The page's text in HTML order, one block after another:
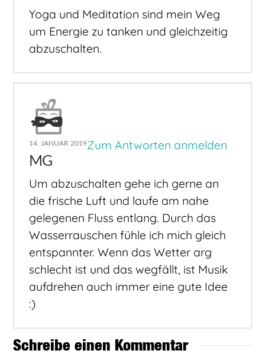
Yoga und Meditation sind mein Weg
um Energie zu tanken und gleichzeitig
abzuschalten.
14. JANUAR 2019Zum Antworten anmelden
MG
Um abzuschalten gehe ich gerne an
die frische Luft und laufe am nahe
gelegenen Fluss entlang. Durch das
Wasserrauschen fühle ich mich gleich
entspannter. Wenn das Wetter arg
schlecht ist und das wegfällt, ist Musik
aufdrehen auch immer eine gute Idee
:)
Schreibe einen Kommentar